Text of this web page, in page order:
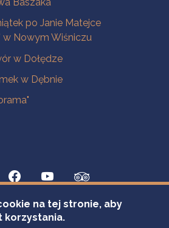
po Janie Matejce
w Nowym Wiśniczu
w Dołędze
w Dębnie
na tej stronie, aby
korzystania.